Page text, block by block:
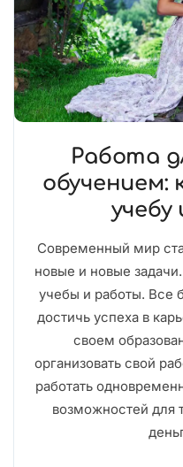
Работа
обучением:
Современный мир
новые и новые
учебы и работы. Все
достичь успеха в
своем
организовать свой
работать
возможностей для